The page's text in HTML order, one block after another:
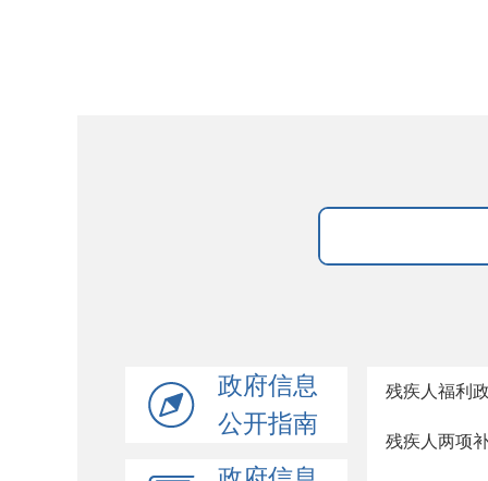
政府信息
公开指南
残疾人福利
残疾人两项